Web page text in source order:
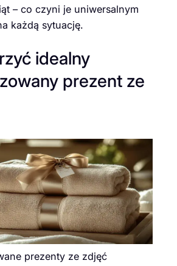
– co czyni je uniwersalnym
każdą sytuację.
idealny
prezent ze
prezenty ze zdjęć